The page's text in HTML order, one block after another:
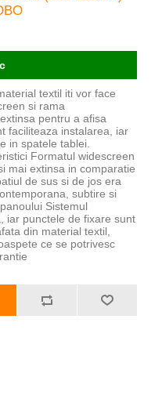
textil iti vor face
si rama
pentru a afisa
faciliteaza instalarea, iar
in spatele tablei.
Formatul widescreen
mai extinsa in comparatie
de sus si de jos era
subtire si
Sistemul
iar punctele de fixare sunt
din material textil,
ce se potrivesc